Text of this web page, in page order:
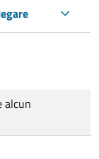
alcun